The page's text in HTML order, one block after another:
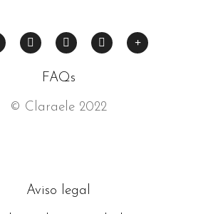
FAQs
© Claraele 2022
Aviso legal